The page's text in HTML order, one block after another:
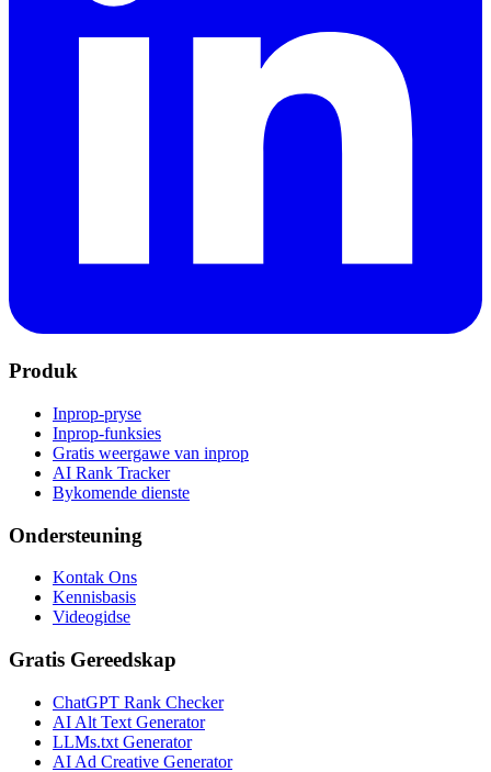
Produk
Inprop-pryse
Inprop-funksies
Gratis weergawe van inprop
AI Rank Tracker
Bykomende dienste
Ondersteuning
Kontak Ons
Kennisbasis
Videogidse
Gratis Gereedskap
ChatGPT Rank Checker
AI Alt Text Generator
LLMs.txt Generator
AI Ad Creative Generator